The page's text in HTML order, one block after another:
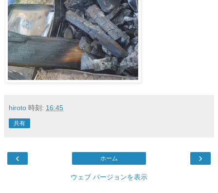
hiroto 時刻: 16:45
共有
‹ ›
ホーム
ウェブ バージョンを表示